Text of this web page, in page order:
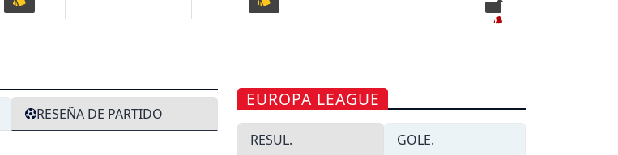
RESEÑA DE PARTIDO
EUROPA LEAGUE
RESUL. GOLE.